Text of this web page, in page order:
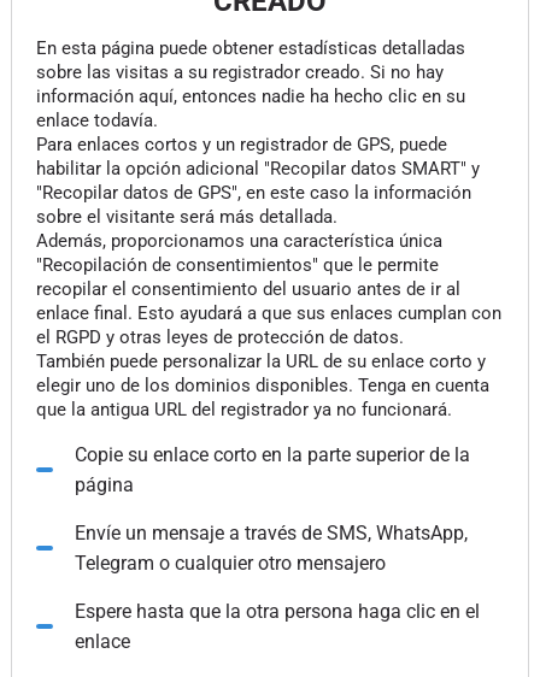
En esta página puede obtener estadísticas detalladas
sobre las visitas a su registrador creado. Si no hay
información aquí, entonces nadie ha hecho clic en su
enlace todavía.
Para enlaces cortos y un registrador de GPS, puede
habilitar la opción adicional "Recopilar datos SMART" y
"Recopilar datos de GPS", en este caso la información
sobre el visitante será más detallada.
Además, proporcionamos una característica única
"Recopilación de consentimientos" que le permite
recopilar el consentimiento del usuario antes de ir al
enlace final. Esto ayudará a que sus enlaces cumplan con
el RGPD y otras leyes de protección de datos.
También puede personalizar la URL de su enlace corto y
elegir uno de los dominios disponibles. Tenga en cuenta
que la antigua URL del registrador ya no funcionará.
Copie su enlace corto en la parte superior de la
página
Envíe un mensaje a través de SMS, WhatsApp,
Telegram o cualquier otro mensajero
Espere hasta que la otra persona haga clic en el
enlace